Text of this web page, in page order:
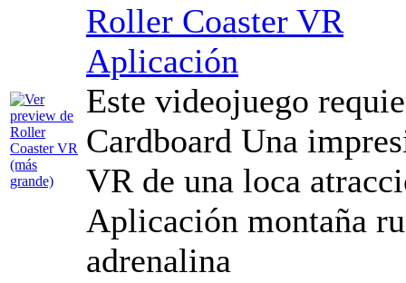
Roller Coaster VR
Aplicación
Este videojuego
Cardboard Una
VR de una loca
Aplicación montaña
adrenalina